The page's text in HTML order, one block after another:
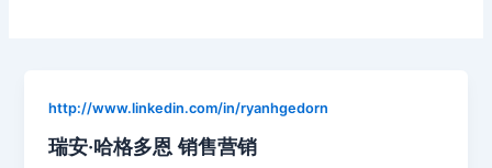
http://www.linkedin.com/in/ryanhgedorn
瑞安·哈格多恩 销售营销